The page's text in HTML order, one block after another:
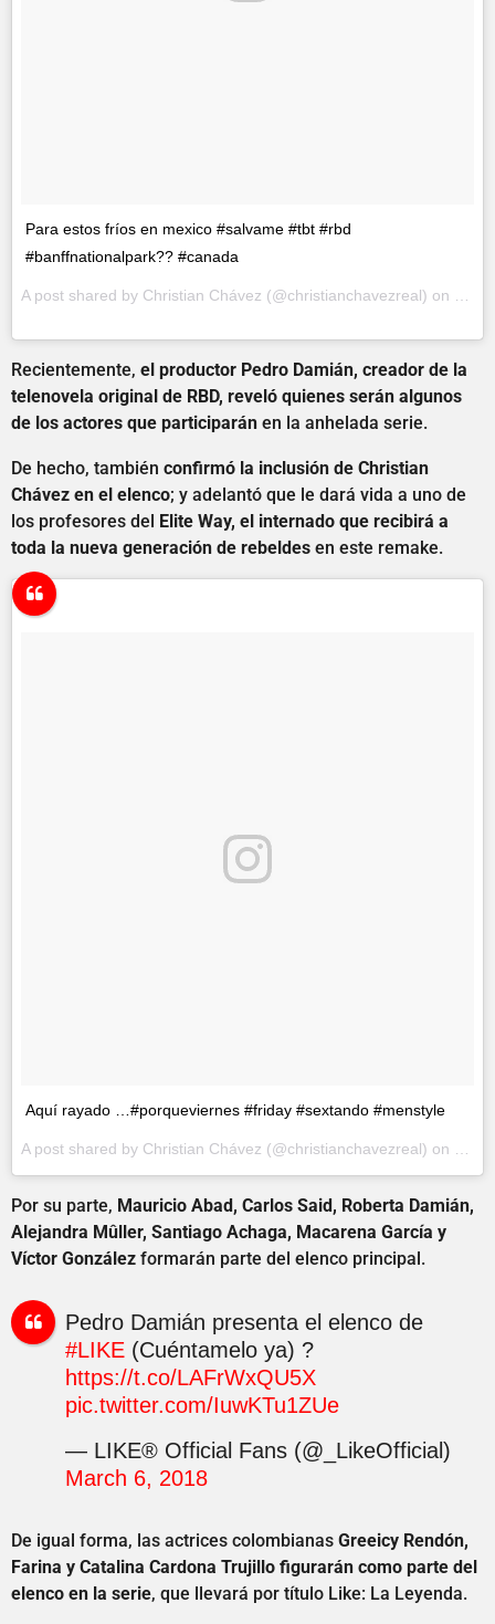
Para estos fríos en mexico #salvame #tbt #rbd
#banffnationalpark?? #canada
A post shared by Christian Chávez (@christianchavezreal) on
Recientemente, el productor Pedro Damián, creador de la
telenovela original de RBD, reveló quienes serán algunos
de los actores que participarán en la anhelada serie.
De hecho, también confirmó la inclusión de Christian
Chávez en el elenco; y adelantó que le dará vida a uno de
los profesores del Elite Way, el internado que recibirá a
toda la nueva generación de rebeldes en este remake.
Aquí rayado …#porqueviernes #friday #sextando #menstyle
A post shared by Christian Chávez (@christianchavezreal) on
Por su parte, Mauricio Abad, Carlos Said, Roberta Damián,
Alejandra Mûller, Santiago Achaga, Macarena García y
Víctor González formarán parte del elenco principal.
Pedro Damián presenta el elenco de
#LIKE(Cuéntamelo ya) ?
https://t.co/LAFrWxQU5X
pic.twitter.com/IuwKTu1ZUe
— LIKE® Official Fans (@_LikeOfficial)
March 6, 2018
De igual forma, las actrices colombianas Greeicy Rendón,
Farina y Catalina Cardona Trujillo figurarán como parte del
elenco en la serie, que llevará por título Like: La Leyenda.